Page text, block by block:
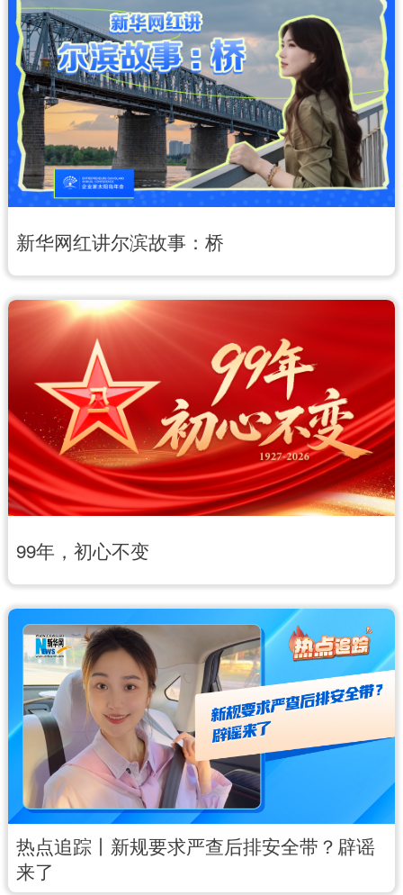
新华网红讲尔滨故事：桥
99年，初心不变
热点追踪丨新规要求严查后排安全带？辟谣
来了